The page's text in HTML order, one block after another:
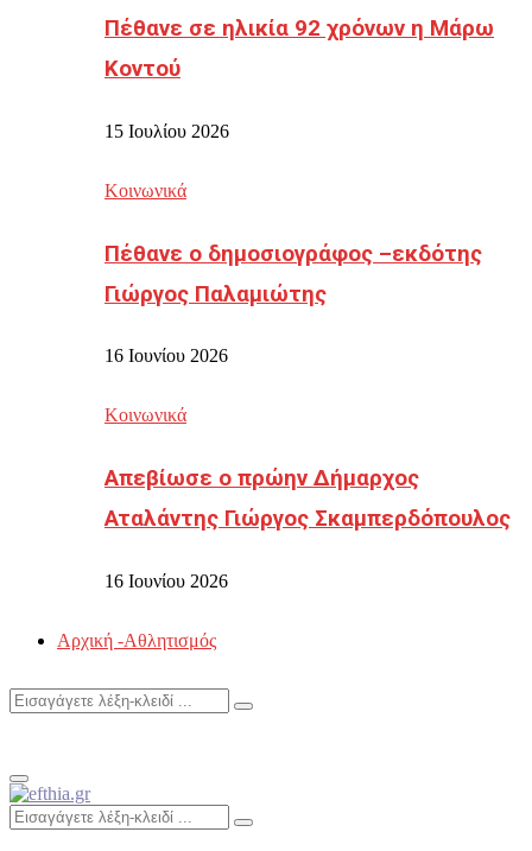
Πέθανε σε ηλικία 92 χρόνων η Μάρω
Κοντού
15 Ιουλίου 2026
Κοινωνικά
Πέθανε ο δημοσιογράφος –εκδότης
Γιώργος Παλαμιώτης
16 Ιουνίου 2026
Κοινωνικά
Απεβίωσε ο πρώην Δήμαρχος
Αταλάντης Γιώργος Σκαμπερδόπουλος
16 Ιουνίου 2026
Αρχική -Αθλητισμός
Search
Search
Primary
Menu
Search
for:
Search